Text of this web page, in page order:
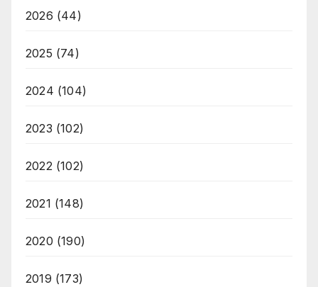
2026 (44)
2025 (74)
2024 (104)
2023 (102)
2022(102)
2021 (148)
2020 (190)
2019 (173)